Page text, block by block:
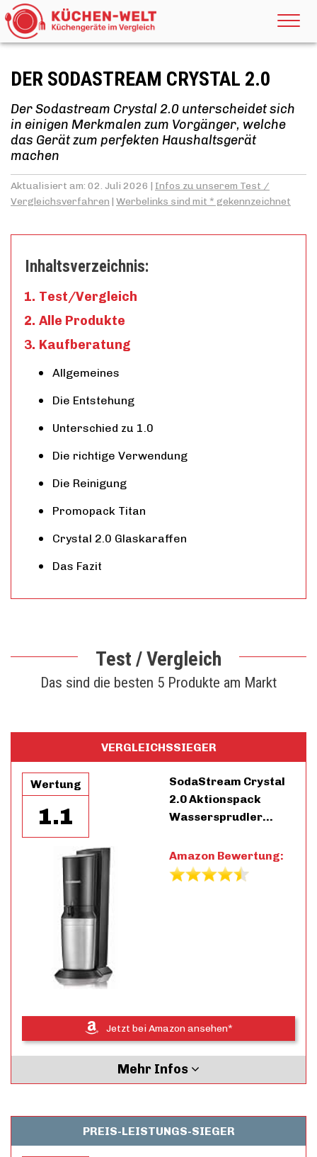
DER SODASTREAM CRYSTAL 2.0
Der Sodastream Crystal 2.0 unterscheidet sich
in einigen Merkmalen zum Vorgänger, welche
das Gerät zum perfekten Haushaltsgerät
machen
Aktualisiert am: 02. Juli 2026 | Infos zu unserem Test /
Vergleichsverfahren | Werbelinks sind mit * gekennzeichnet
Inhaltsverzeichnis:
Test/Vergleich
Alle Produkte
Kaufberatung
Allgemeines
Die Entstehung
Unterschied zu 1.0
Die richtige Verwendung
Die Reinigung
Promopack Titan
Crystal 2.0 Glaskaraffen
Das Fazit
Test / Vergleich
Das sind die besten 5 Produkte am Markt
VERGLEICHSSIEGER
Wertung
1.1
SodaStream Crystal
2.0 Aktionspack
Wassersprudler…
Amazon Bewertung:
Jetzt bei Amazon ansehen*
Mehr Infos
PREIS-LEISTUNGS-SIEGER